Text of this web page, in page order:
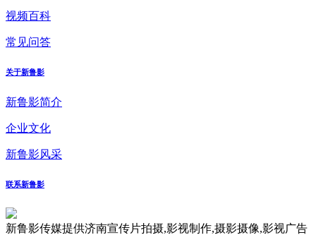
视频百科
常见问答
关于新鲁影
新鲁影简介
企业文化
新鲁影风采
联系新鲁影
新鲁影传媒提供济南宣传片拍摄,影视制作,摄影摄像,影视广告